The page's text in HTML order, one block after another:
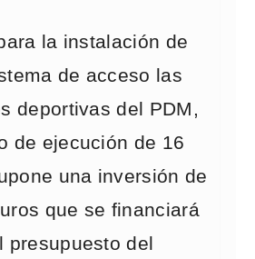
la instalación de
de acceso las
deportivas del PDM,
de ejecución de 16
una inversión de
que se financiará
presupuesto del